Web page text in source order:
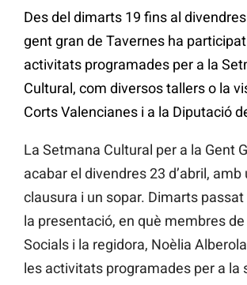
Des del dimarts 19 fins al divendres
gent gran de Tavernes ha
activitats programades per a la
Cultural, com diversos tallers o la
Corts Valencianes i a la Diputació
La Setmana Cultural per a la Gent
acabar el divendres 23 d’abril, amb
clausura i un sopar. Dimarts
la presentació, en què membres
Socials i la regidora, Noèlia
les activitats programades per a la